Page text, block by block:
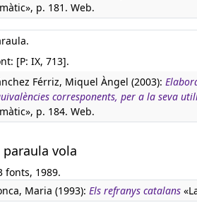
p. 181. Web.
[P: IX, 713].
Férriz, Miquel Àngel (2003):
corresponents, per a la seva
p. 184. Web.
paraula vola
fonts, 1989.
Maria (1993): Els refranys catalans